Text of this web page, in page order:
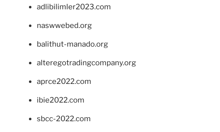
adlibilimler2023.com
naswwebed.org
balithut-manado.org
alteregotradingcompany.org
aprce2022.com
ibie2022.com
sbcc-2022.com